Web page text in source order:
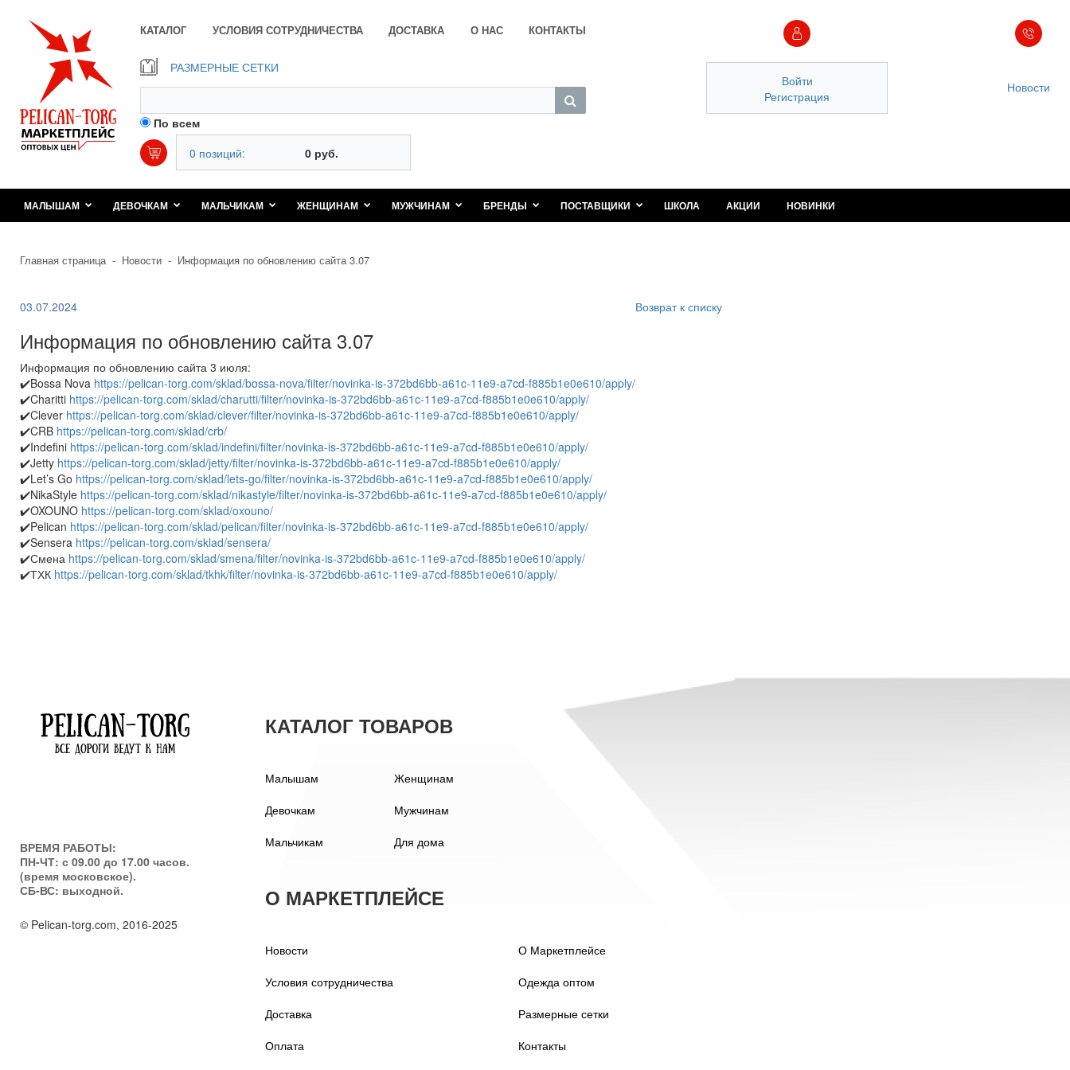
КАТАЛОГ УСЛОВИЯ СОТРУДНИЧЕСТВА ДОСТАВКА О НАС КОНТАКТЫ
РАЗМЕРНЫЕ СЕТКИ
По всем
Войти
Регистрация
0 позиций: 0 руб.
Новости
МАЛЫШАМ ДЕВОЧКАМ МАЛЬЧИКАМ ЖЕНЩИНАМ МУЖЧИНАМ БРЕНДЫ ПОСТАВЩИКИ ШКОЛА АКЦИИ НОВИНКИ
Главная страница - Новости - Информация по обновлению сайта 3.07
03.07.2024
Информация по обновлению сайта 3.07
Информация по обновлению сайта 3 июля:
✔️Bossa Nova https://pelican-torg.com/sklad/bossa-nova/filter/novinka-is-372bd6bb-a61c-11e9-a7cd-f885b1e0e610/apply/
✔️Charitti https://pelican-torg.com/sklad/charutti/filter/novinka-is-372bd6bb-a61c-11e9-a7cd-f885b1e0e610/apply/
✔️Clever https://pelican-torg.com/sklad/clever/filter/novinka-is-372bd6bb-a61c-11e9-a7cd-f885b1e0e610/apply/
✔️CRB https://pelican-torg.com/sklad/crb/
✔️Indefini https://pelican-torg.com/sklad/indefini/filter/novinka-is-372bd6bb-a61c-11e9-a7cd-f885b1e0e610/apply/
✔️Jetty https://pelican-torg.com/sklad/jetty/filter/novinka-is-372bd6bb-a61c-11e9-a7cd-f885b1e0e610/apply/
✔️Let’s Go https://pelican-torg.com/sklad/lets-go/filter/novinka-is-372bd6bb-a61c-11e9-a7cd-f885b1e0e610/apply/
✔️NikaStyle https://pelican-torg.com/sklad/nikastyle/filter/novinka-is-372bd6bb-a61c-11e9-a7cd-f885b1e0e610/apply/
✔️OXOUNO https://pelican-torg.com/sklad/oxouno/
✔️Pelican https://pelican-torg.com/sklad/pelican/filter/novinka-is-372bd6bb-a61c-11e9-a7cd-f885b1e0e610/apply/
✔️Sensera https://pelican-torg.com/sklad/sensera/
✔️Смена https://pelican-torg.com/sklad/smena/filter/novinka-is-372bd6bb-a61c-11e9-a7cd-f885b1e0e610/apply/
✔️ТХК https://pelican-torg.com/sklad/tkhk/filter/novinka-is-372bd6bb-a61c-11e9-a7cd-f885b1e0e610/apply/
Возврат к списку
ВРЕМЯ РАБОТЫ:
ПН-ЧТ: с 09.00 до 17.00 часов.
(время московское).
СБ-ВС: выходной.
© Pelican-torg.com, 2016-2025
КАТАЛОГ ТОВАРОВ
Малышам
Девочкам
Мальчикам
Женщинам
Мужчинам
Для дома
О МАРКЕТПЛЕЙСЕ
Новости
Условия сотрудничества
Доставка
Оплата
О Маркетплейсе
Одежда оптом
Размерные сетки
Контакты